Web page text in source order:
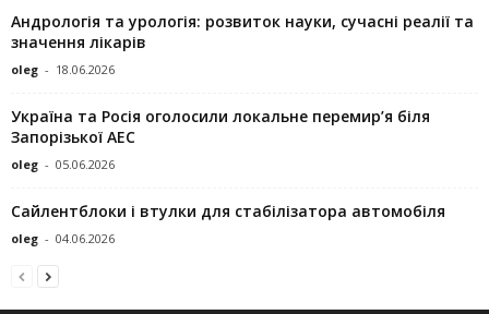
Андрологія та урологія: розвиток науки, сучасні реалії та
значення лікарів
oleg - 18.06.2026
Україна та Росія оголосили локальне перемир’я біля
Запорізької АЕС
oleg - 05.06.2026
Сайлентблоки і втулки для стабілізатора автомобіля
oleg - 04.06.2026